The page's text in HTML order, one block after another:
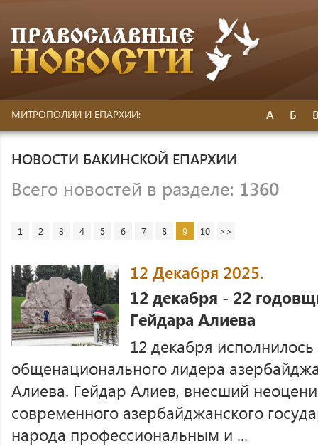
МИТРОПОЛИИ И ЕПАРХИИ: А Б
НОВОСТИ БАКИНСКОЙ ЕПАРХИИ
Всего новостей в разделе: 1360
1 2 3 4 5 6 7 8 9 10 >>
12 Декабря 2025.
12 декабря - 22
Гейдара Алиева
12 декабря
общенационального лидера
Алиева. Гейдар Алиев, внесший
современного азербайджанского
народа профессиональным и ...